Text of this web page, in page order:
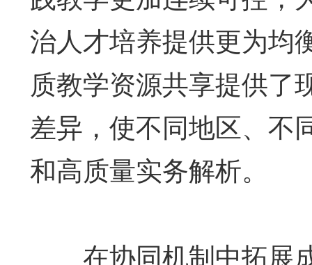
治人才培养提供更为均
质教学资源共享提供了
差异，使不同地区、不
和高质量实务解析。
在协同机制中拓展